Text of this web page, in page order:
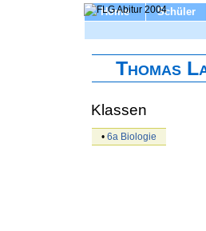
Home Schüler
Thomas
Klassen
• 6a Biologie